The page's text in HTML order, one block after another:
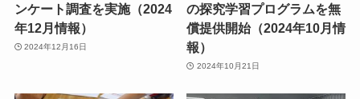
ンケート調査を実施（2024
年12月情報）
2024年12月16日
の探究学習プログラムを無
償提供開始（2024年10月情
報）
2024年10月21日